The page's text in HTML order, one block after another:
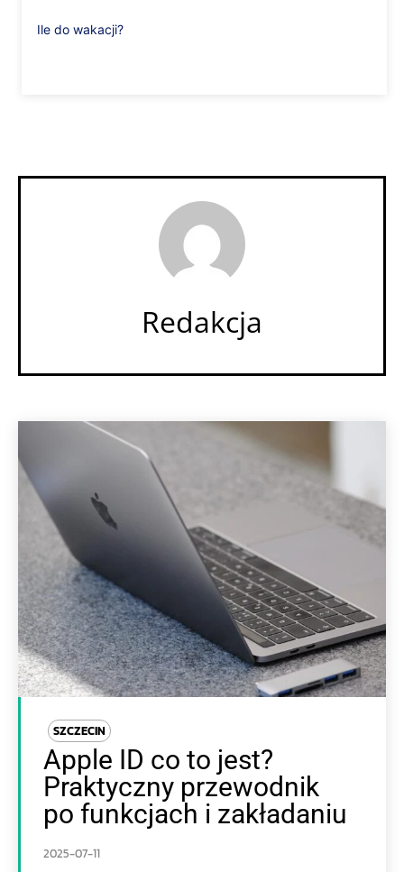
Ile do wakacji?
Redakcja
SZCZECIN
Apple ID co to jest?
Praktyczny przewodnik
po funkcjach i zakładaniu
2025-07-11